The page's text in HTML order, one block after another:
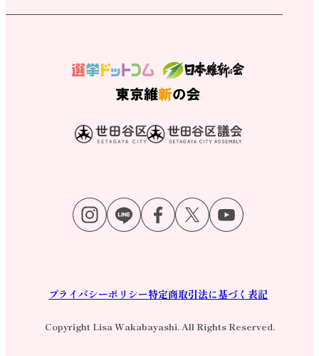
プライバシーポリシー特定商取引法に基づく表記
Copyright Lisa Wakabayashi. All Rights Reserved.